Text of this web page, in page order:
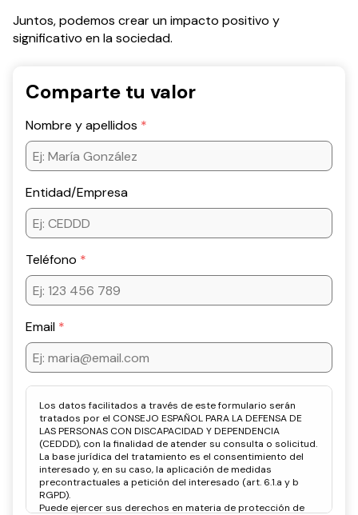
Juntos, podemos crear un impacto positivo y
significativo en la sociedad.
Comparte tu valor
Nombre y apellidos
Entidad/Empresa
Teléfono
Email
Los datos facilitados a través de este formulario serán
tratados por el CONSEJO ESPAÑOL PARA LA DEFENSA DE
LAS PERSONAS CON DISCAPACIDAD Y DEPENDENCIA
(CEDDD), con la finalidad de atender su consulta o solicitud.
La base jurídica del tratamiento es el consentimiento del
interesado y, en su caso, la aplicación de medidas
precontractuales a petición del interesado (art. 6.1.a y b
RGPD).
Puede ejercer sus derechos en materia de protección de